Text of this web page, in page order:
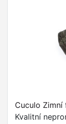
Cuculo Zimní
Kvalitní